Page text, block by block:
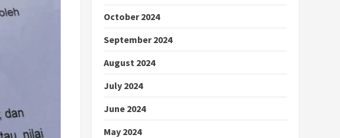
October 2024
September 2024
August 2024
July 2024
June 2024
May 2024